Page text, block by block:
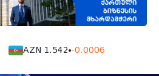
AZN 1.542 -0.0006